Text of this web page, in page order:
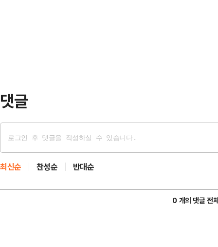
댓글
최신순 찬성순 반대순
0 개의 댓글 전